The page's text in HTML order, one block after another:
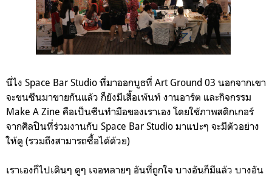
นี่ไง Space Bar Studio ที่มาออกบูธที่ Art Ground 03 นอกจากเขา
จะขนซีนมาขายกันแล้ว ก็ยังมีเสื้อเพ้นท์ งานอาร์ต และกิจกรรม
Make A Zine คือเป็นซีนทำมือของเราเอง โดยใช้ภาพสติกเกอร์
จากศิลปินที่ร่วมงานกับ Space Bar Studio มาแปะๆ จะมีตัวอย่าง
ให้ดู (รวมถึงสามารถซื้อได้ด้วย)
เราเองก็ไปเดินๆ ดูๆ เจอหลายๆ อันที่ถูกใจ บางอันก็มีแล้ว บางอัน